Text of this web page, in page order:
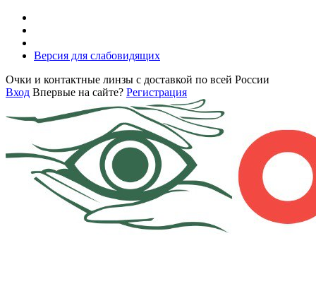
Версия для слабовидящих
Очки и контактные линзы с доставкой по всей России
Вход Впервые на сайте? Регистрация